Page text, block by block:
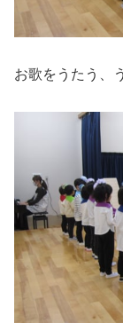
お歌をうたう、